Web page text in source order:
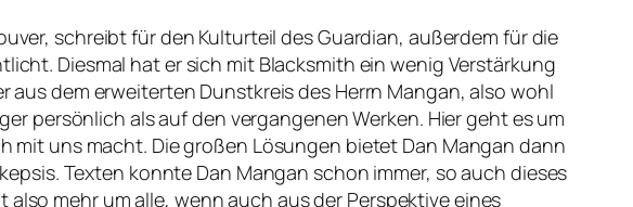
schreibt für den Kulturteil des Guardian, außerdem für die
Diesmal hat er sich mit Blacksmith ein wenig Verstärkung
dem erweiterten Dunstkreis des Herrn Mangan, also wohl
persönlich als auf den vergangenen Werken. Hier geht es um
mit uns macht. Die großen Lösungen bietet Dan Mangan dann
Texten konnte Dan Mangan schon immer, so auch dieses
mehr um alle, wenn auch aus der Perspektive eines